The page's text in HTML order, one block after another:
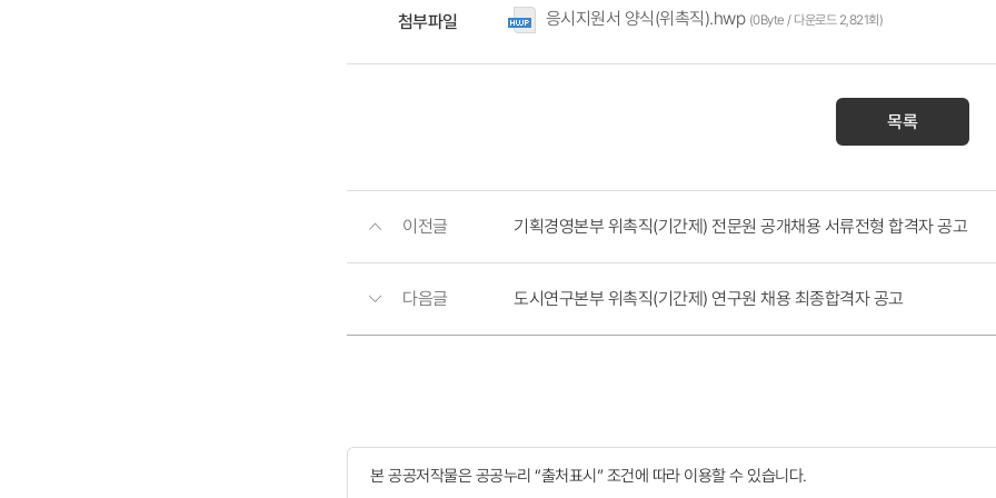
첨부파일 응시지원서 양식(위촉직).hwp (0Byte / 다운로드 2,821회)
목록
이전글 기획경영본부 위촉직(기간제) 전문원 공개채용 서류전형 합격자 공고
다음글 도시연구본부 위촉직(기간제) 연구원 채용 최종합격자 공고
본 공공저작물은 공공누리 “출처표시”조건에 따라 이용할 수 있습니다.